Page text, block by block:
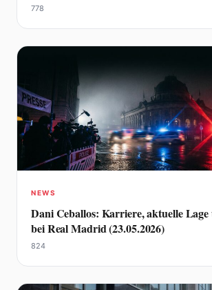
778
NEWS
Dani Ceballos: Karriere, aktuelle
bei Real Madrid (23.05.2026)
824